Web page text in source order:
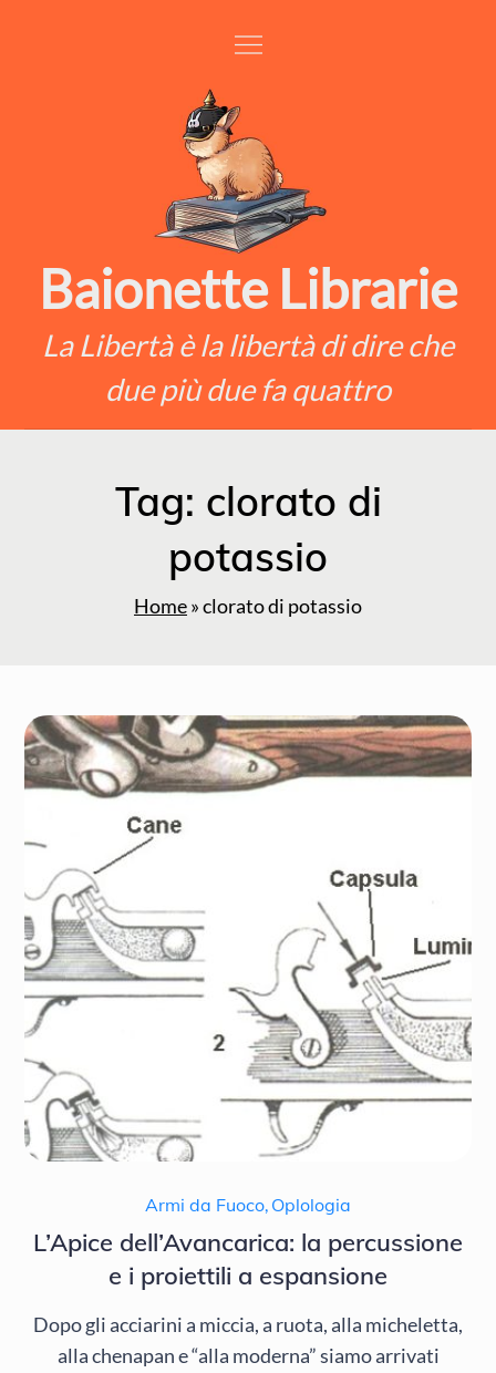
Baionette Librarie
La Libertà è la libertà di dire che
due più due fa quattro
Tag: clorato di
potassio
Home»clorato di potassio
Armi da Fuoco, Oplologia
L’Apice dell’Avancarica: la percussione
e i proiettili a espansione
Dopo gli acciarini a miccia, a ruota, alla micheletta,
alla chenapan e “alla moderna” siamo arrivati